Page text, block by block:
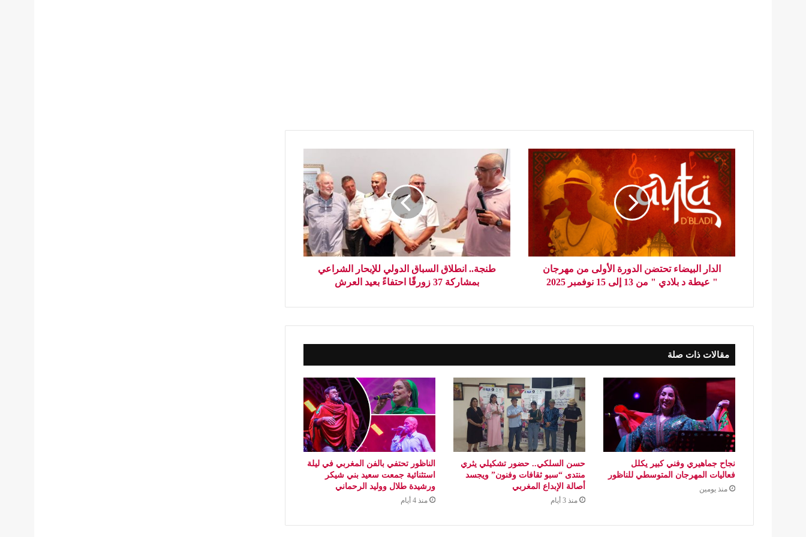
الدار البيضاء تحتضن الدورة الأولى من مهرجان
" عيطة د بلادي " من 13 إلى 15 نوفمبر 2025
طنجة.. انطلاق السباق الدولي للإبحار الشراعي
بمشاركة 37 زورقًا احتفاءً بعيد العرش
مقالات ذات صلة
نجاح جماهيري وفني كبير يكلل
فعاليات المهرجان المتوسطي للناظور
منذ يومين
حسن السلكي.. حضور تشكيلي يثري
منتدى “سبو ثقافات وفنون” ويجسد
أصالة الإبداع المغربي
منذ 3 أيام
الناظور تحتفي بالفن المغربي في ليلة
استثنائية جمعت سعيد بني شيكر
ورشيدة طلال ووليد الرحماني
منذ 4 أيام